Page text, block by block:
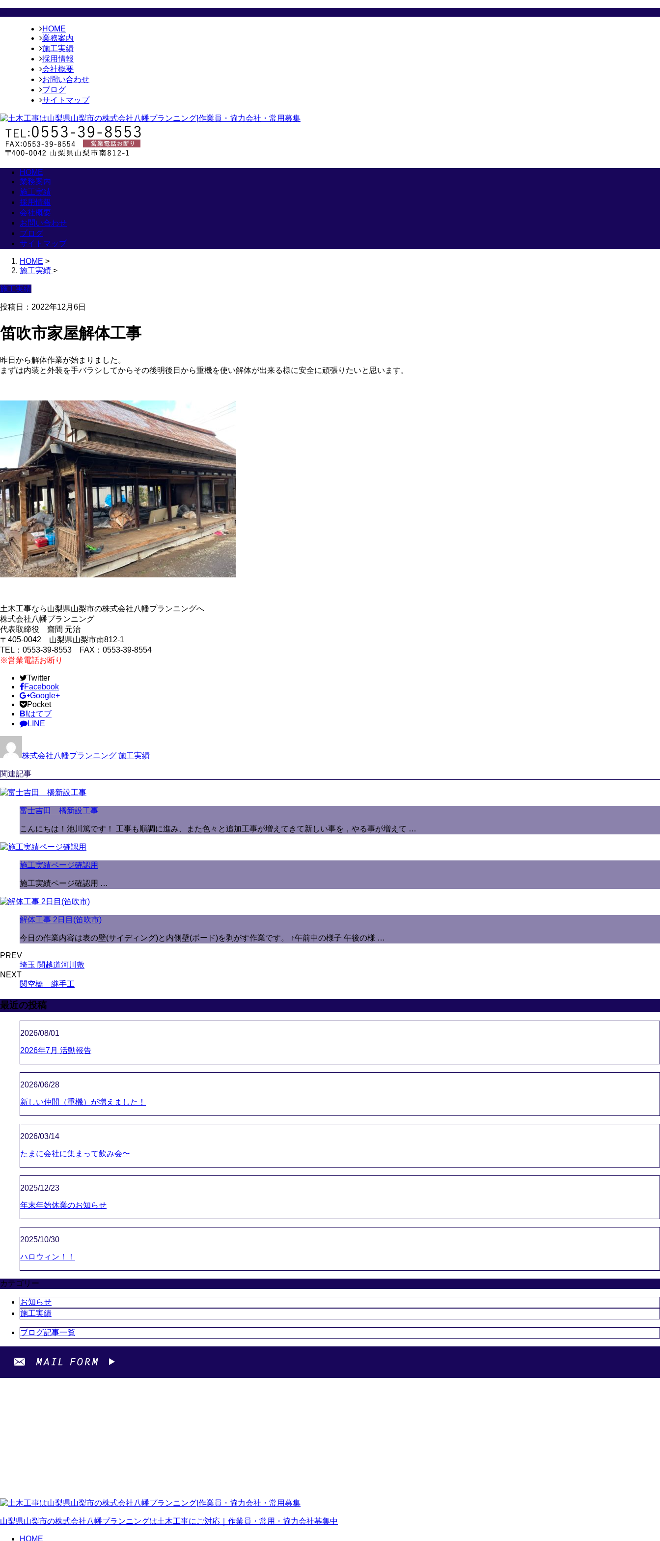
HOME
業務案内
施工実績
採用情報
会社概要
お問い合わせ
ブログ
サイトマップ
HOME
業務案内
施工実績
採用情報
会社概要
お問い合わせ
ブログ
サイトマップ
HOME >
施工実績 >
施工実績
投稿日：2022年12月6日
笛吹市家屋解体工事
昨日から解体作業が始まりました。
まずは内装と外装を手バラシしてからその後明後日から重機を使い解体が出来る様に安全に頑張りたいと思います。
土木工事なら山梨県山梨市の株式会社八幡プランニングへ
株式会社八幡プランニング
代表取締役 齋間 元治
〒405-0042 山梨県山梨市南812-1
TEL：0553-39-8553 FAX：0553-39-8554
※営業電話お断り
Twitter
Facebook
Google+
Pocket
B!はてブ
LINE
株式会社八幡プランニング 施工実績
関連記事
富士吉田 橋新設工事
こんにちは！池川篤です！ 工事も順調に進み、また色々と追加工事が増えてきて新しい事を，やる事が増えて …
施工実績ページ確認用
施工実績ページ確認用 …
解体工事 2日目(笛吹市)
今日の作業内容は表の壁(サイディング)と内側壁(ボード)を剥がす作業です。 ↑午前中の様子 午後の様 …
PREV
埼玉 関越道河川敷
NEXT
関空橋 継手工
最近の投稿
2026/08/01
2026年7月 活動報告
2026/06/28
新しい仲間（重機）が増えました！
2026/03/14
たまに会社に集まって飲み会〜
2025/12/23
年末年始休業のお知らせ
2025/10/30
ハロウィン！！
カテゴリー
お知らせ
施工実績
ブログ記事一覧
山梨県山梨市の株式会社八幡プランニングは土木工事にご対応｜作業員・常用・協力会社募集中
HOME